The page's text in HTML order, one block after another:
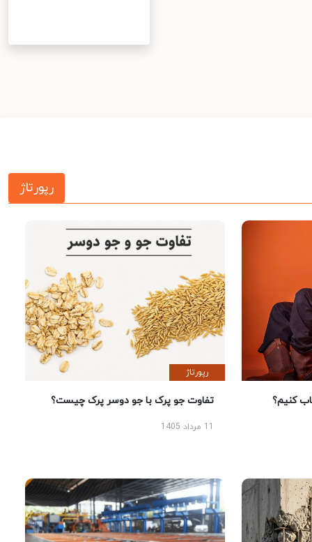
رپورتاژ
کنیم؟
رپورتاژ
تفاوت جو پرک با جو دوسر پرک چیست؟